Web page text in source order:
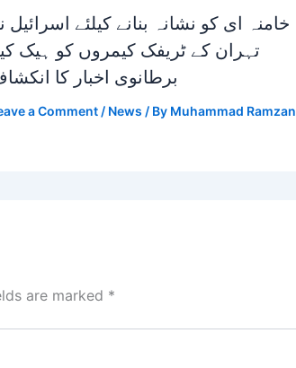
خامنہ ای کو نشانہ بنانے کیلئے اسرائیل
تہران کے ٹریفک کیمروں کو ہیک
برطانوی اخبار کا
a Comment / News / By Muhammad Ramzan
are marked *